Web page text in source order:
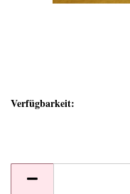
Verfügbarkeit: